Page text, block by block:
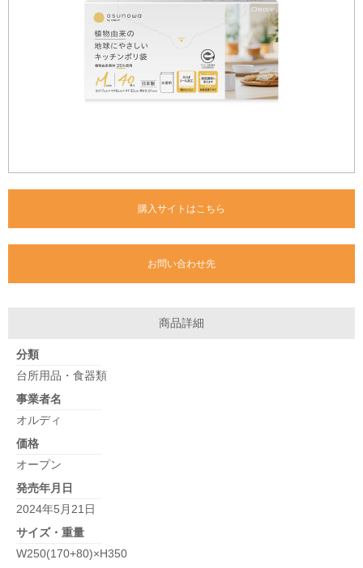
購入サイトはこちら
お問い合わせ先
商品詳細
分類
台所用品・食器類
事業者名
オルディ
価格
オープン
発売年月日
2024年5月21日
サイズ・重量
W250(170+80)×H350